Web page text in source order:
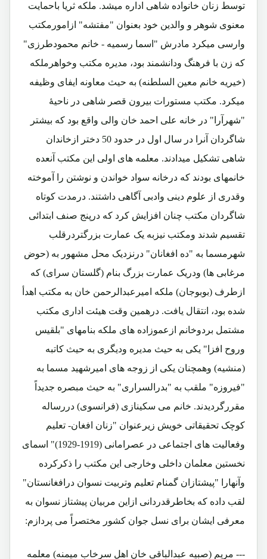
توسط زنان خانواده شاهی اداره میشد. ملکه ثریا باحمایت
معنوی شوهر و والدین خود بعنوان "مفتشه" ازامورمکتب
وارسی میکرد مادرش "اسما رسمیه - خانم محمودطرزی"
که زن با فرهنگ ودانشمند بود، مدیره مکتب وخواهرملکه
(خیریه خانم معین السلطنه) به حیث معاونه ایفای وظیفه
میکرد. مکتب مستورات بیرون قصر شاهی در ناحیۀ
"شهرآرا" در خانه علی احمد خان والی واقع بود که بیشتر
شاگردان آنرا در سال اول در حدود 50 دختر ازخاندان
شاهی تشکیل میدادند. معلمه های اولی این مکتب آنعده
خانمهای بودند که درخانه سواد خواندن و نوشتن را آموخته
وقدری از علوم دینی وادبی آگاهی داشتند. درمدت کوتاه
شاگردان مکتب چنان افزایش کرد که درپنج صنف ابتدائی
تقسیم شدند ومکتب نیزبه یک عمارت بزرگتردرقلب
شهرمسما به "ده افغانان" درنزدیک محل مشهور به (حوض
مرغابی ها) ودریک عمارت بزرگ بنام (گلستان سرای) که
ازطرف (بوبوجان) ملکه امیرعبدالرحمن خان به مکتب اهدأ
شده بود، انتقال یافت. درهمین وقت هیئت اداری مکتب
مشتمل بردوخانم ازعموزاده های ملکه بنامهای "بلقیس
وروح افزا" یکی به حیث مدیره ودیگری به حیث کاتبه
(منشیه) وهمچنان یکی از زوجه های امیرشهید مسما به
"فیروزه" ملقب به "بدرالسراری" به حیث مبصره جدیداً
مقررگردیدند. خانم می سکینازی (فرانسوی) دررساله
کوچک تحقیقاتی خویش زیرعنوان "زنان افغان- تعلیم
وفعالیت های اجتماعی در عصرامانی (1919-1929)" اسمای
نخستین معلمان داخلی وخارجی این مکتب را ذکرکرده
وآنهارا "پیشتازان گمنام تعلیم وتربیت نسوان درافغانستان"
لقب داده که بخاطرقدردانی ازاین مربیان پیشتاز نسوان به
معرفی ایشان برای نسل جوان کشور مختصراً می پردازم:
--- مریم (صبیه عبدالباقی خان اهل سرخاب میمنه) معلمه